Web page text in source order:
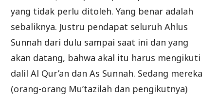
yang tidak perlu ditoleh. Yang benar adalah
sebaliknya. Justru pendapat seluruh Ahlus
Sunnah dari dulu sampai saat ini dan yang
akan datang, bahwa akal itu harus mengikuti
dalil Al Qur’an dan As Sunnah. Sedang mereka
(orang-orang Mu’tazilah dan pengikutnya)